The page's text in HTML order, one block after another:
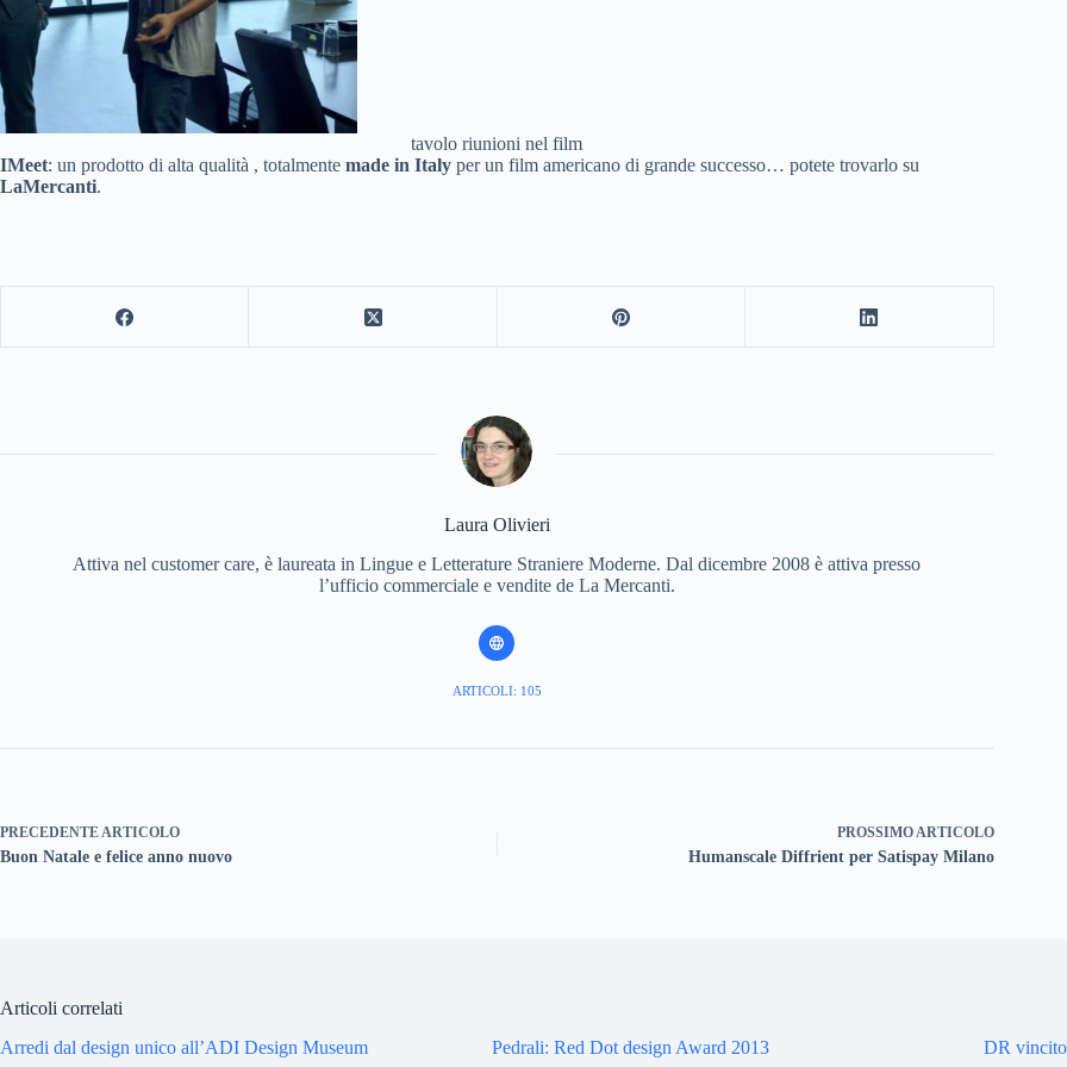
tavolo riunioni nel film
IMeet: un prodotto di alta qualità , totalmente made in Italy per un film americano di grande successo… potete trovarlo su
LaMercanti.
Laura Olivieri
Attiva nel customer care, è laureata in Lingue e Letterature Straniere Moderne. Dal dicembre 2008 è attiva presso
l’ufficio commerciale e vendite de La Mercanti.
ARTICOLI: 105
PRECEDENTE ARTICOLO
Buon Natale e felice anno nuovo
PROSSIMO ARTICOLO
Humanscale Diffrient per Satispay Milano
Articoli correlati
Arredi dal design unico all’ADI Design Museum
Pedrali: Red Dot design Award 2013 DR